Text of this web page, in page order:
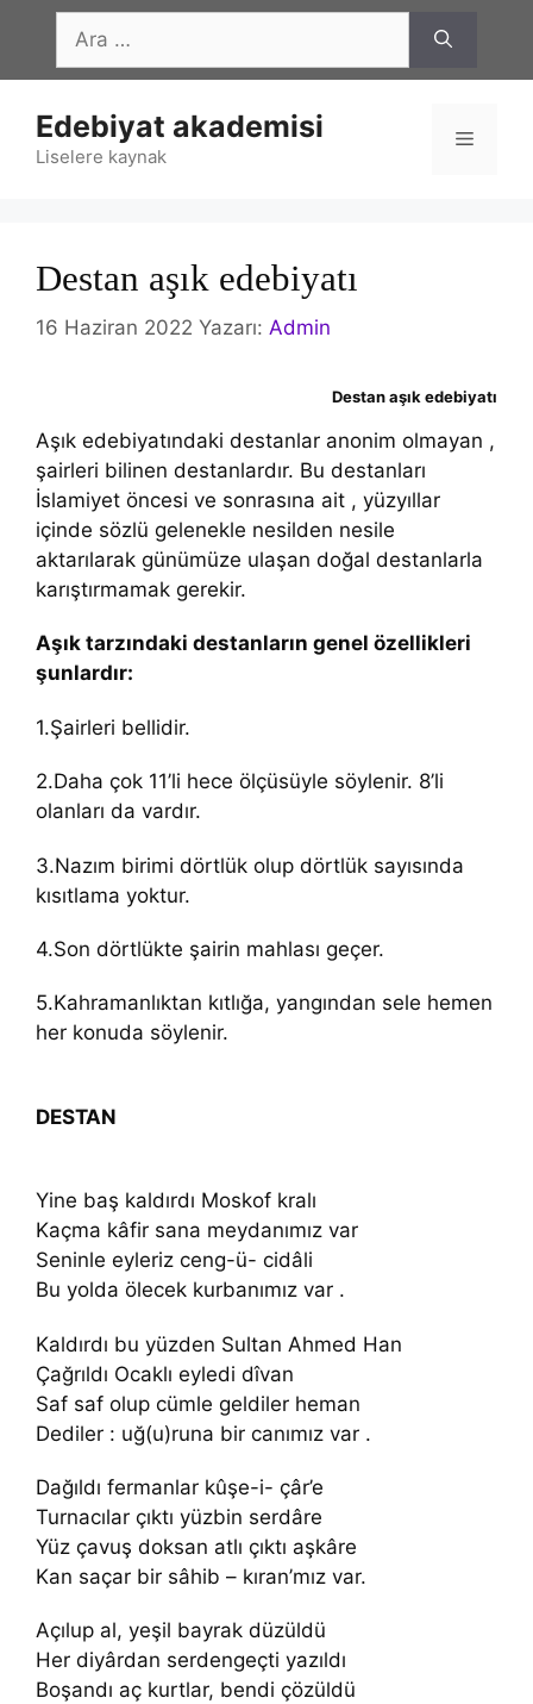
İçeriğe
ara
Edebiyat akademisi
Liselere kaynak
Menü
Destan aşık edebiyatı
16 Haziran 2022 Yazarı: Admin
Destan aşık edebiyatı
Aşık edebiyatındaki destanlar anonim olmayan ,
şairleri bilinen destanlardır. Bu destanları
İslamiyet öncesi ve sonrasına ait , yüzyıllar
içinde sözlü gelenekle nesilden nesile
aktarılarak günümüze ulaşan doğal destanlarla
karıştırmamak gerekir.
Aşık tarzındaki destanların genel özellikleri
şunlardır:
1.Şairleri bellidir.
2.Daha çok 11’li hece ölçüsüyle söylenir. 8’li
olanları da vardır.
3.Nazım birimi dörtlük olup dörtlük sayısında
kısıtlama yoktur.
4.Son dörtlükte şairin mahlası geçer.
5.Kahramanlıktan kıtlığa, yangından sele hemen
her konuda söylenir.
DESTAN
Yine baş kaldırdı Moskof kralı
Kaçma kâfir sana meydanımız var
Seninle eyleriz ceng-ü- cidâli
Bu yolda ölecek kurbanımız var .
Kaldırdı bu yüzden Sultan Ahmed Han
Çağrıldı Ocaklı eyledi dîvan
Saf saf olup cümle geldiler heman
Dediler : uğ(u)runa bir canımız var .
Dağıldı fermanlar kûşe-i- çâr’e
Turnacılar çıktı yüzbin serdâre
Yüz çavuş doksan atlı çıktı aşkâre
Kan saçar bir sâhib – kıran’mız var.
Açılup al, yeşil bayrak düzüldü
Her diyârdan serdengeçti yazıldı
Boşandı aç kurtlar, bendi çözüldü